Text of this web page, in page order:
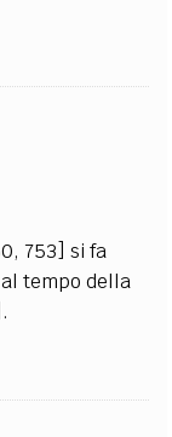
753] si fa
tempo della